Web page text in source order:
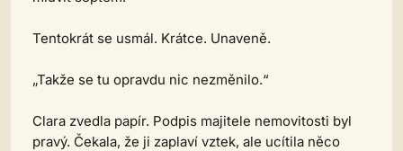
Tentokrát se usmál. Krátce. Unaveně.
„Takže se tu opravdu nic nezměnilo.“
Clara zvedla papír. Podpis majitele nemovitosti byl
pravý. Čekala, že ji zaplaví vztek, ale ucítila něco